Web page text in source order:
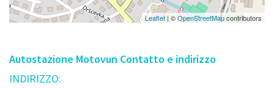
Leaflet | ©OpenStreetMapcontributors
Autostazione Motovun Contatto e indirizzo
INDIRIZZO: